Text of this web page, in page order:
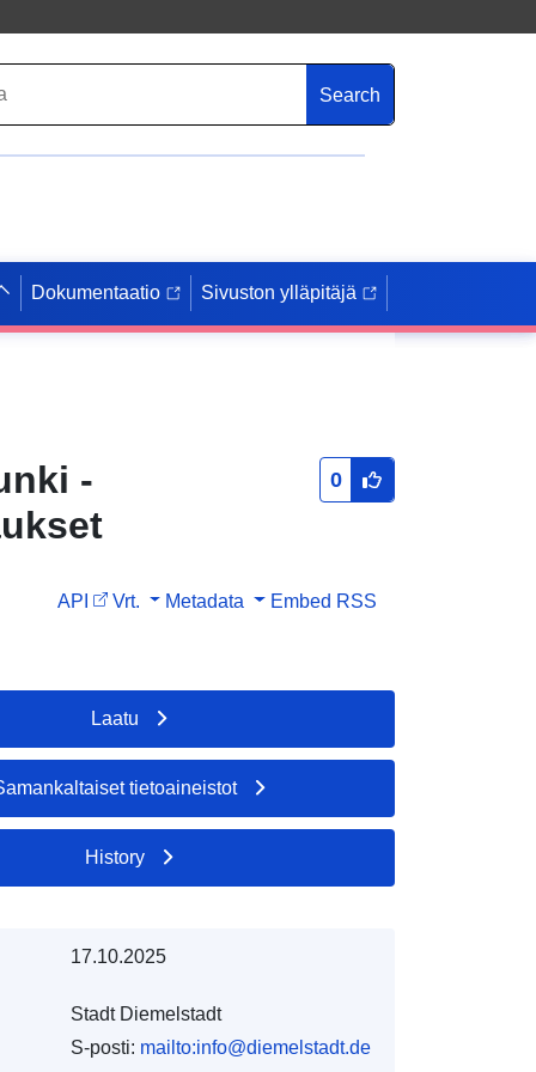
Search
Dokumentaatio Sivuston ylläpitäjä
-
0
API Vrt. Metadata Embed RSS
Laatu
tietoaineistot
History
17.10.2025
Stadt Diemelstadt
S-posti: mailto:info@diemelstadt.de